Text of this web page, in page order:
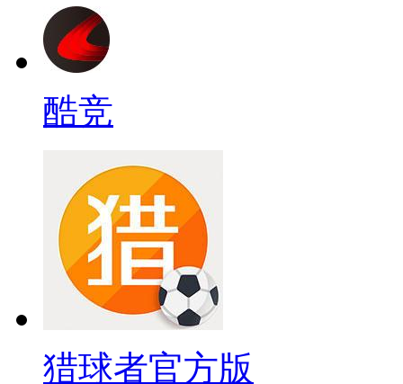
酷竞
猎球者官方版